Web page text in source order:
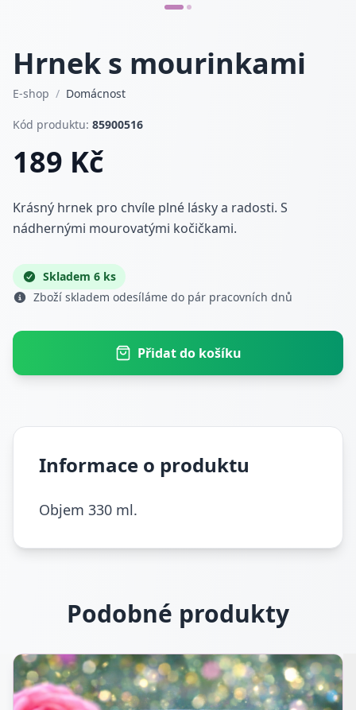
Hrnek s mourinkami
E-shop / Domácnost
Kód produktu: 85900516
189 Kč
Krásný hrnek pro chvíle plné lásky a radosti. S
nádhernými mourovatými kočičkami.
Skladem 6 ks
Zboží skladem odesíláme do pár pracovních dnů
Přidat do košíku
Informace o produktu
Objem 330 ml.
Podobné produkty